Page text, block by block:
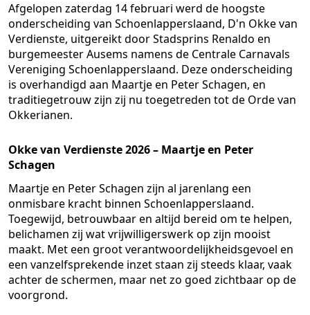
Afgelopen zaterdag 14 februari werd de hoogste
onderscheiding van Schoenlapperslaand, D'n Okke van
Verdienste, uitgereikt door Stadsprins Renaldo en
burgemeester Ausems namens de Centrale Carnavals
Vereniging Schoenlapperslaand. Deze onderscheiding
is overhandigd aan Maartje en Peter Schagen, en
traditiegetrouw zijn zij nu toegetreden tot de Orde van
Okkerianen.
Okke van Verdienste 2026 – Maartje en Peter
Schagen
Maartje en Peter Schagen zijn al jarenlang een
onmisbare kracht binnen Schoenlapperslaand.
Toegewijd, betrouwbaar en altijd bereid om te helpen,
belichamen zij wat vrijwilligerswerk op zijn mooist
maakt. Met een groot verantwoordelijkheidsgevoel en
een vanzelfsprekende inzet staan zij steeds klaar, vaak
achter de schermen, maar net zo goed zichtbaar op de
voorgrond.